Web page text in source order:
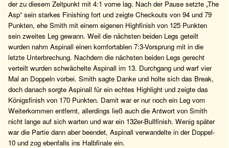
der zu diesem Zeitpunkt mit 4:1 vorne lag. Nach der Pause setzte „The
Asp“ sein starkes Finishing fort und zeigte Checkouts von 94 und 79
Punkten, ehe Smith mit einem eigenen Highfinish von 125 Punkten
sein zweites Leg gewann. Weil die nächsten beiden Legs geteilt
wurden nahm Aspinall einen komfortablen 7:3-Vorsprung mit in die
letzte Unterbrechung. Nachdem die nächsten beiden Legs gerecht
verteilt wurden schwächelte Aspinall im 13. Durchgang und warf vier
Mal an Doppeln vorbei. Smith sagte Danke und holte sich das Break,
doch danach sorgte Aspinall für ein echtes Highlight und zeigte das
Königsfinish von 170 Punkten. Damit war er nur noch ein Leg vom
Weiterkommen entfernt, allerdings ließ auch die Antwort von Smith
nicht lange auf sich warten und war ein 132er-Bullfinish. Wenig später
war die Partie dann aber beendet, Aspinall verwandelte in der Doppel-
10 und zog ebenfalls ins Halbfinale ein.